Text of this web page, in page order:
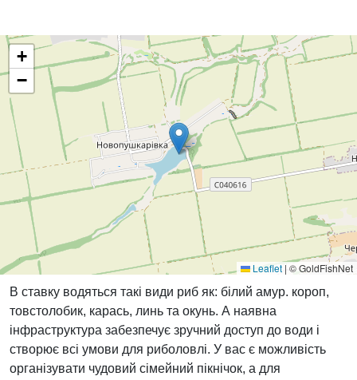
+
−
Leaflet | © GoldFishNet
В ставку водяться такі види риб як: білий амур. короп,
товстолобик, карась, линь та окунь. А наявна
інфраструктура забезпечує зручний доступ до води і
створює всі умови для риболовлі. У вас є можливість
організувати чудовий сімейний пікнічок, а для